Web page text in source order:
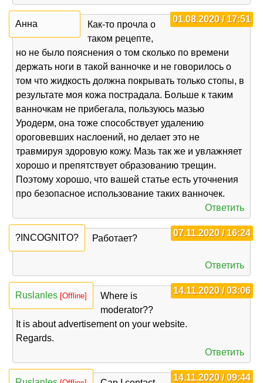
01.08.2020 / 17:51
Анна
Как-то прочла о
таком рецепте,
но не было пояснения о том сколько по времени
держать ноги в такой ванночке и не говорилось о
том что жидкость должна покрывать только стопы, в
результате моя кожа пострадала. Больше к таким
ванночкам не прибегала, пользуюсь мазью
Уродерм, она тоже способствует удалению
ороговевших наслоений, но делает это не
травмируя здоровую кожу. Мазь так же и увлажняет
хорошо и препятствует образованию трещин.
Поэтому хорошо, что вашей статье есть уточнения
про безопасное использование таких ванночек.
Ответить
07.11.2020 / 16:24
?INCOGNITO? Работает?
Ответить
14.11.2020 / 03:06
Ruslanles [Offline]
Where is
moderator??
It is about advertisement on your website.
Regards.
Ответить
14.11.2020 / 09:44